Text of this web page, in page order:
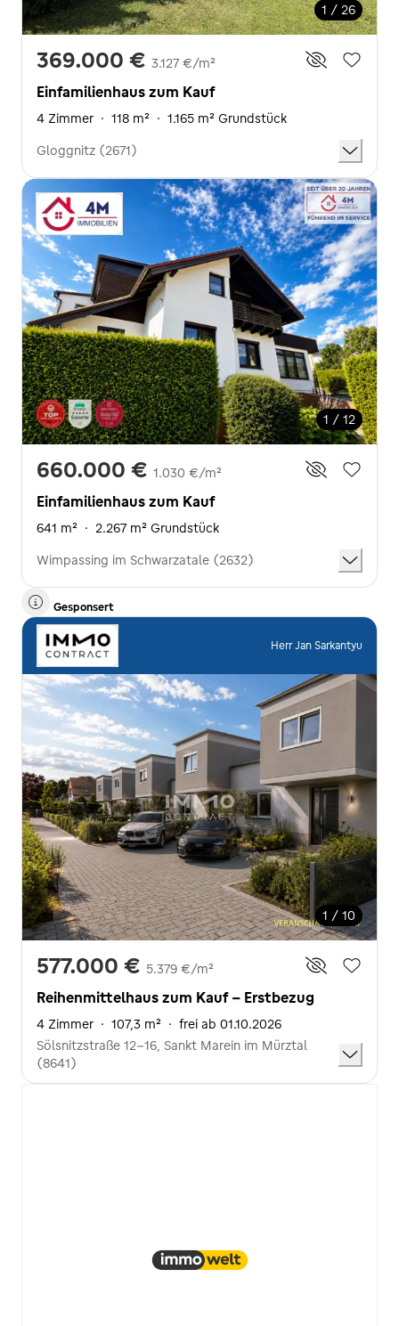
1 / 26
369.000 € 3.127 €/m²
Einfamilienhaus zum Kauf
4 Zimmer · 118 m² · 1.165 m² Grundstück
Gloggnitz (2671)
1 / 12
660.000 € 1.030 €/m²
Einfamilienhaus zum Kauf
641 m² · 2.267 m² Grundstück
Wimpassing im Schwarzatale (2632)
Gesponsert
Herr Jan Sarkantyu
1 / 10
577.000 € 5.379 €/m²
Reihenmittelhaus zum Kauf - Erstbezug
4 Zimmer · 107,3 m² · frei ab 01.10.2026
Sölsnitzstraße 12-16, Sankt Marein im Mürztal
(8641)